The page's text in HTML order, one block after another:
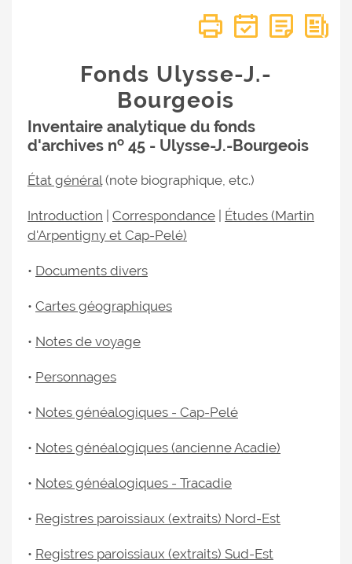
Fonds Ulysse-J.-
Bourgeois
Inventaire analytique du fonds
d'archives no 45 - Ulysse-J.-Bourgeois
État général(note biographique, etc.)
Introduction Correspondance
Études (Martin
d'Arpentigny et Cap-Pelé)
• Documents divers
• Cartes géographiques
• Notes de voyage
• Personnages
• Notes généalogiques - Cap-Pelé
• Notes généalogiques (ancienne Acadie)
• Notes généalogiques - Tracadie
• Registres paroissiaux (extraits) Nord-Est
• Registres paroissiaux (extraits) Sud-Est